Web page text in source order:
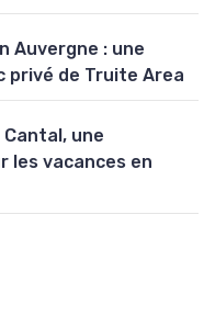
Auvergne : une
privé de Truite Area
une
les vacances en